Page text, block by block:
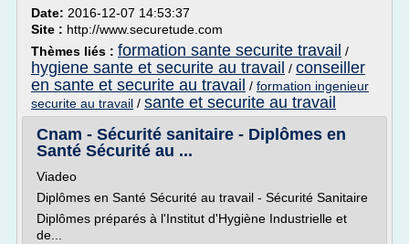
Date: 2016-12-07 14:53:37
Site : http://www.securetude.com
Thèmes liés : formation sante securite travail /
hygiene sante et securite au travail / conseiller
en sante et securite au travail / formation ingenieur
securite au travail / sante et securite au travail
Cnam - Sécurité sanitaire - Diplômes en
Santé Sécurité au ...
Viadeo
Diplômes en Santé Sécurité au travail - Sécurité Sanitaire
Diplômes préparés à l'Institut d'Hygiène Industrielle et
de...